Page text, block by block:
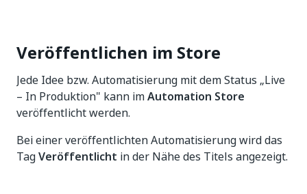
Veröffentlichen im Store
Jede Idee bzw. Automatisierung mit dem Status „Live
– In Produktion" kann imAutomation Store
veröffentlicht werden.
Bei einer veröffentlichten Automatisierung wird das
TagVeröffentlicht in der Nähe des Titels angezeigt.